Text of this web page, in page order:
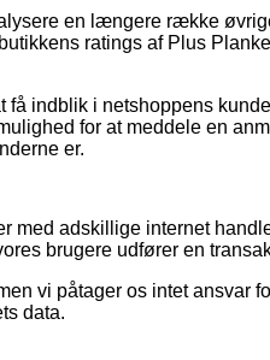
en længere række
ratings af Plus
indblik i netshoppens
for at meddele en
er.
med adskillige internet
brugere udfører en
vi påtager os intet ansvar
data.